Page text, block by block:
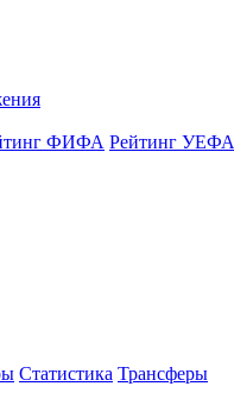
ФИФА Рейтинг УЕФА
Статистика Трансферы